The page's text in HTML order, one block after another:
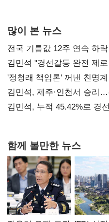
많이 본 뉴스
전국 기름값 12주 연속 하
김민석 "경선갈등 완전 제
사과부터"
'정청래 책임론' 꺼낸 친명
때리기
김민석, 제주·인천서 승리
탈환'(종합)
김민석, 누적 45.42%로 경
함께 볼만한 뉴스